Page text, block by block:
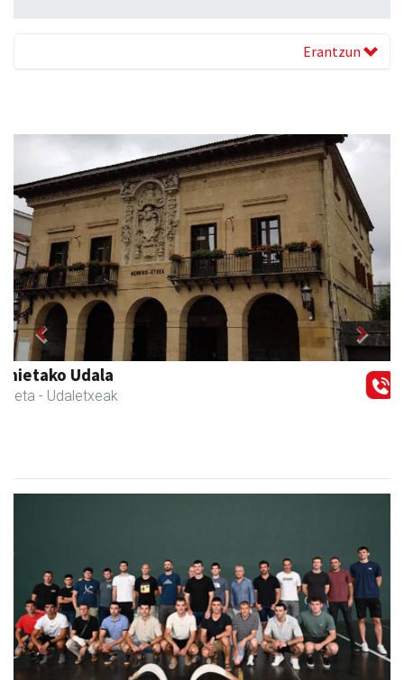
Erantzun
Urnietako AEK euskaltegia
Urnieta - Euskaltegiak
Previous Next